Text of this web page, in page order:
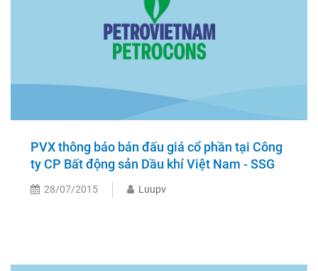
PVX thông báo bán đấu giá cổ phần tại Công
ty CP Bất động sản Dầu khí Việt Nam - SSG
28/07/2015 Luupv